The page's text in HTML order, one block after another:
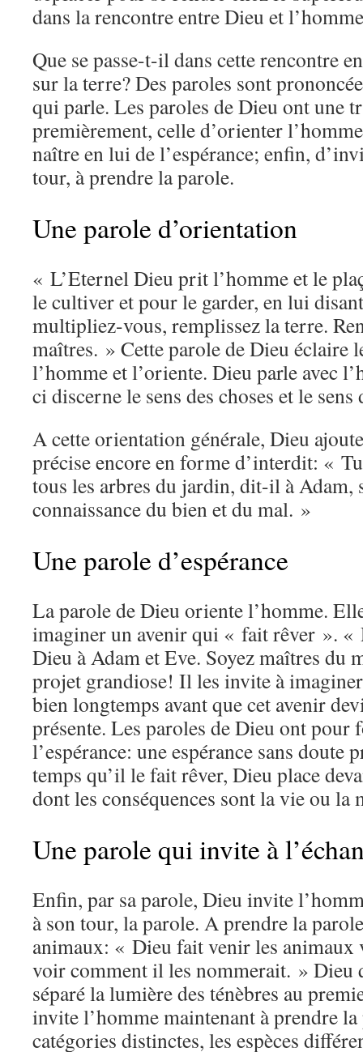
dans la rencontre entre Dieu et
Que se passe-t-il dans cette rencontre
sur la terre? Des paroles sont
qui parle. Les paroles de Dieu ont une
premièrement, celle d’orienter
naître en lui de l’espérance; enfin,
tour, à prendre la parole.
Une parole d’orientation
« L’Eternel Dieu prit l’homme et le
le cultiver et pour le garder, en lui
multipliez-vous, remplissez la terre.
maîtres. » Cette parole de Dieu éclaire
l’homme et l’oriente. Dieu parle avec
ci discerne le sens des choses et le
A cette orientation générale, Dieu
précise encore en forme d’interdit: «
tous les arbres du jardin, dit-il à Adam,
connaissance du bien et du mal. »
Une parole d’espérance
La parole de Dieu oriente l’homme.
imaginer un avenir qui « fait rêver ». «
Dieu à Adam et Eve. Soyez maîtres du
projet grandiose! Il les invite à
bien longtemps avant que cet avenir
présente. Les paroles de Dieu ont pour
l’espérance: une espérance sans doute
temps qu’il le fait rêver, Dieu place
dont les conséquences sont la vie ou la
Une parole qui invite à
Enfin, par sa parole, Dieu invite
à son tour, la parole. A prendre la
animaux: « Dieu fait venir les animaux
voir comment il les nommerait. » Dieu
séparé la lumière des ténèbres au
invite l’homme maintenant à prendre
catégories distinctes, les espèces